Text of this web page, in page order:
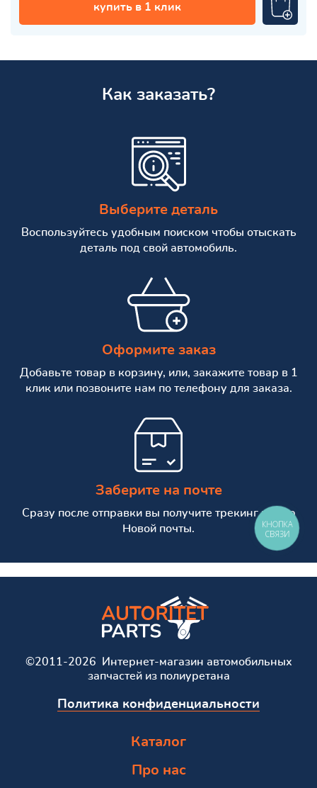
купить в 1 клик
Как заказать?
Выберите деталь
Воспользуйтесь удобным поиском чтобы отыскать
деталь под свой автомобиль.
Оформите заказ
Добавьте товар в корзину, или, закажите товар в 1
клик или позвоните нам по телефону для заказа.
Заберите на почте
Сразу после отправки вы получите трекинг номер
Новой почты.
©2011-2026 Интернет-магазин автомобильных
запчастей из полиуретана
Политика конфиденциальности
Каталог
Про нас
КНОПКА
СВЯЗИ